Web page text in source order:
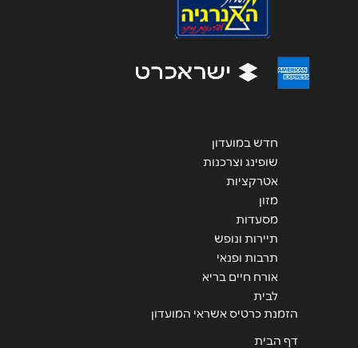
חדש במועדון
שופינג וצרכנות
אטרקציות
מזון
מסעדות
תיירות ונופש
תרבות ופנאי
אורח חיים בריא
לבית
הזמנת כרטיס אשראי המועדון
דף הבית